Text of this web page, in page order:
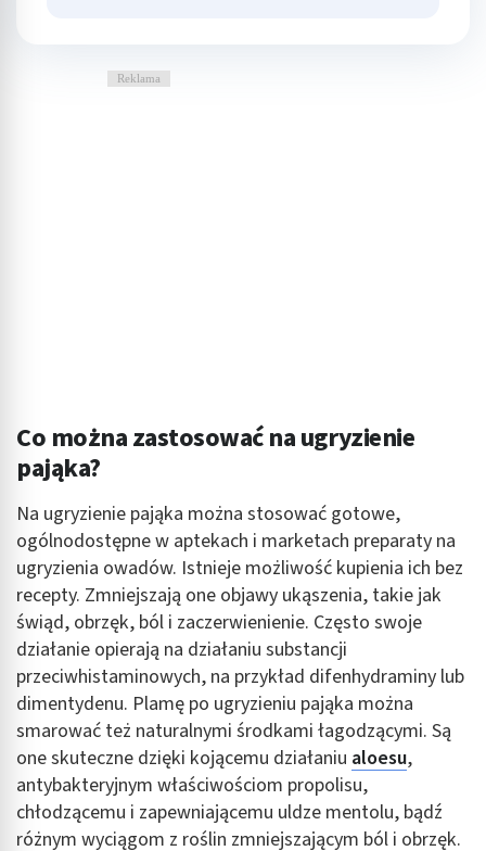
Reklama
Co można zastosować na ugryzienie
pająka?
Na ugryzienie pająka można stosować gotowe,
ogólnodostępne w aptekach i marketach preparaty na
ugryzienia owadów. Istnieje możliwość kupienia ich bez
recepty. Zmniejszają one objawy ukąszenia, takie jak
świąd, obrzęk, ból i zaczerwienienie. Często swoje
działanie opierają na działaniu substancji
przeciwhistaminowych, na przykład difenhydraminy lub
dimentydenu. Plamę po ugryzieniu pająka można
smarować też naturalnymi środkami łagodzącymi. Są
one skuteczne dzięki kojącemu działaniu aloesu,
antybakteryjnym właściwościom propolisu,
chłodzącemu i zapewniającemu uldze mentolu, bądź
różnym wyciągom z roślin zmniejszającym ból i obrzęk.